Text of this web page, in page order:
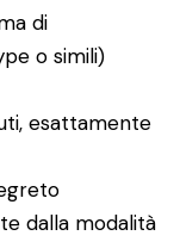
di
o simili)
esattamente
dalla modalità